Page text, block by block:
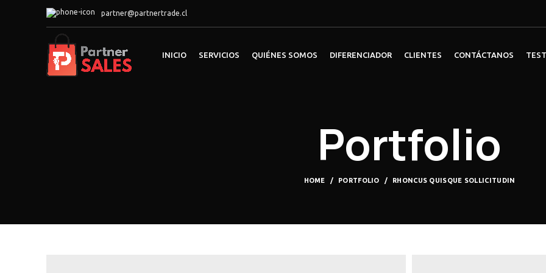
partner@partnertrade.cl
INICIO SERVICIOS QUIÉNES SOMOS DIFERENCIADOR CLIENTES CONTÁCTANOS
Portfolio
HOME PORTFOLIO RHONCUS QUISQUE SOLLICITUDIN